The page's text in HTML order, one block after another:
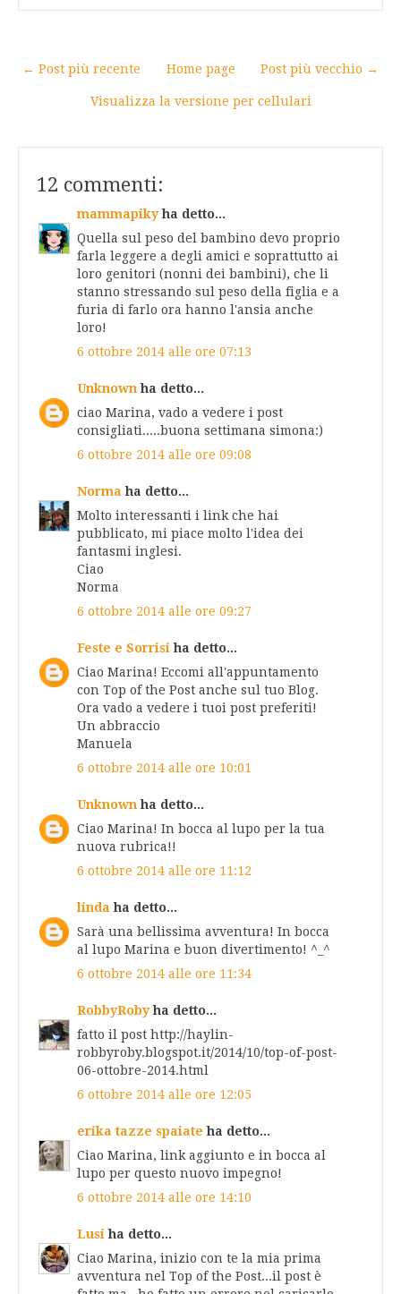
← Post più recente Post più vecchio →
Home page
Visualizza la versione per cellulari
12 commenti:
mammapikyha detto...
Quella sul peso del bambino devo proprio
farla leggere a degli amici e soprattutto ai
loro genitori (nonni dei bambini), che li
stanno stressando sul peso della figlia e a
furia di farlo ora hanno l'ansia anche
loro!
6 ottobre 2014 alle ore 07:13
Unknown ha detto...
ciao Marina, vado a vedere i post
consigliati.....buona settimana simona:)
6 ottobre 2014 alle ore 09:08
Norma ha detto...
Molto interessanti i link che hai
pubblicato, mi piace molto l'idea dei
fantasmi inglesi.
Ciao
Norma
6 ottobre 2014 alle ore 09:27
Feste e Sorrisi ha detto...
Ciao Marina! Eccomi all'appuntamento
con Top of the Post anche sul tuo Blog.
Ora vado a vedere i tuoi post preferiti!
Un abbraccio
Manuela
6 ottobre 2014 alle ore 10:01
Unknown ha detto...
Ciao Marina! In bocca al lupo per la tua
nuova rubrica!!
6 ottobre 2014 alle ore 11:12
linda ha detto...
Sarà una bellissima avventura! In bocca
al lupo Marina e buon divertimento! ^_^
6 ottobre 2014 alle ore 11:34
RobbyRobyha detto...
fatto il post http://haylin-
robbyroby.blogspot.it/2014/10/top-of-post-
06-ottobre-2014.html
6 ottobre 2014 alle ore 12:05
erika tazze spaiate ha detto...
Ciao Marina, link aggiunto e in bocca al
lupo per questo nuovo impegno!
6 ottobre 2014 alle ore 14:10
Lusi ha detto...
Ciao Marina, inizio con te la mia prima
avventura nel Top of the Post...il post è